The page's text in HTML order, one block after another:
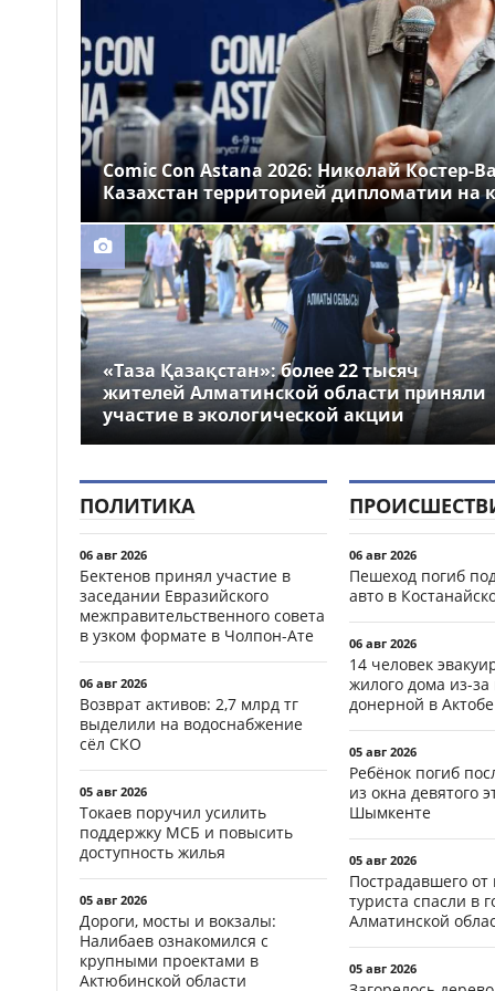
14:00
Более 1 млн тг: кому в
Казахстане предлагали
самые высокие зарплаты
12:55
Стало известно, на
какие специальности
выделили больше всего
грантов в Казахстане
Comic Con Astana 2026: Николай Костер-
Казахстан территорией дипломатии на
«Таза Қазақстан»: более 22 тысяч
жителей Алматинской области приняли
участие в экологической акции
ПОЛИТИКА
06 авг 2026
Бектенов принял участие в
заседании Евразийского
межправительственного совета
в узком формате в Чолпон-Ате
06 авг 2026
Возврат активов: 2,7 млрд тг
выделили на водоснабжение
сёл СКО
05 авг 2026
Токаев поручил усилить
поддержку МСБ и повысить
доступность жилья
05 авг 2026
Дороги, мосты и вокзалы:
Налибаев ознакомился с
крупными проектами в
Актюбинской области
06 авг 2026
Пешеход погиб
авто в
06 авг 2026
14 человек
жилого дома из-
донерной в Актобе
05 авг 2026
Ребёнок погиб
из окна девятого
Шымкенте
05 авг 2026
Пострадавшего от
туриста спасли в
Алматинской
05 авг 2026